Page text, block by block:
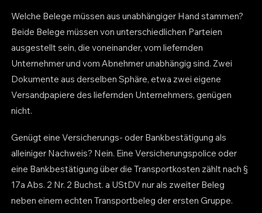
Welche Belege müssen aus unabhängiger Hand stammen?
Beide Belege müssen von unterschiedlichen Parteien
ausgestellt sein, die voneinander, vom liefernden
Unternehmer und vom Abnehmer unabhängig sind. Zwei
Dokumente aus derselben Sphäre, etwa zwei eigene
Versandpapiere des liefernden Unternehmers, genügen
nicht.
Genügt eine Versicherungs- oder Bankbestätigung als
alleiniger Nachweis? Nein. Eine Versicherungspolice oder
eine Bankbestätigung über die Transportkosten zählt nach §
17a Abs. 2 Nr. 2 Buchst. a UStDV nur als zweiter Beleg
neben einem echten Transportbeleg der ersten Gruppe.